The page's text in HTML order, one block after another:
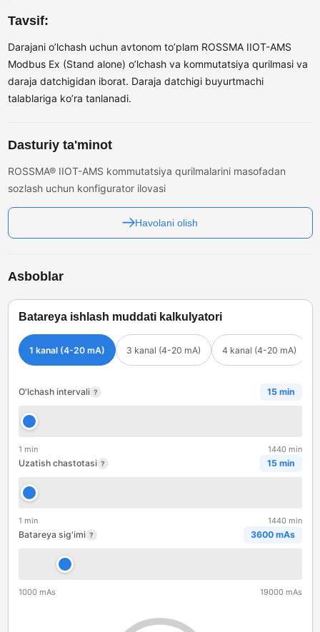
Tavsif:
Darajani o’lchash uchun avtonom to’plam ROSSMA IIOT-AMS
Modbus Ex (Stand alone) o’lchash va kommutatsiya qurilmasi va
daraja datchigidan iborat. Daraja datchigi buyurtmachi
talablariga ko’ra tanlanadi.
Dasturiy ta'minot
ROSSMA® IIOT-AMS kommutatsiya qurilmalarini masofadan
sozlash uchun konfigurator ilovasi
Havolani olish
Asboblar
Batareya ishlash muddati kalkulyatori
1 kanal (4-20 mA) 3 kanal (4-20 mA) 4 kanal (4-20 mA)
O'lchash intervali ? 15 min
1 min 1440 min
Uzatish chastotasi ? 15 min
1 min 1440 min
Batareya sig'imi ? 3600 mAs
1000 mAs 19000 mAs